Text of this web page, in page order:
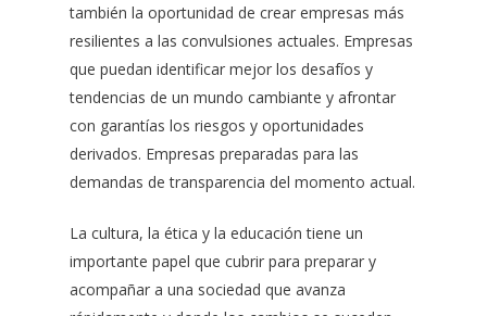
también la oportunidad de crear empresas más
resilientes a las convulsiones actuales. Empresas
que puedan identificar mejor los desafíos y
tendencias de un mundo cambiante y afrontar
con garantías los riesgos y oportunidades
derivados. Empresas preparadas para las
demandas de transparencia del momento actual.
La cultura, la ética y la educación tiene un
importante papel que cubrir para preparar y
acompañar a una sociedad que avanza